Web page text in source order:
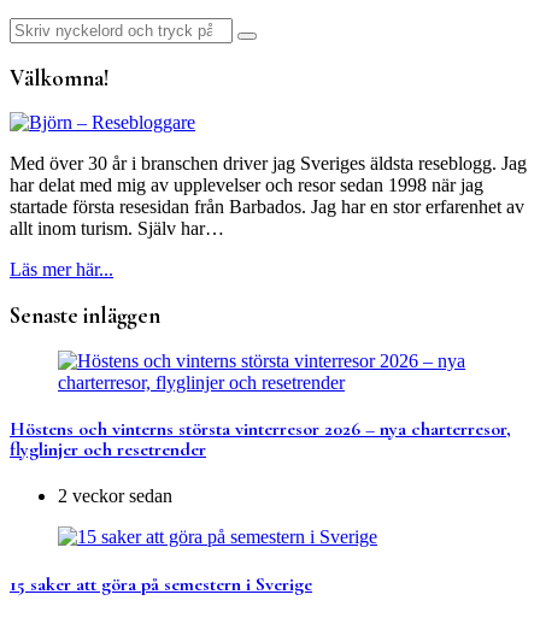
Sök
efter:
Välkomna!
Med över 30 år i branschen driver jag Sveriges äldsta reseblogg. Jag
har delat med mig av upplevelser och resor sedan 1998 när jag
startade första resesidan från Barbados. Jag har en stor erfarenhet av
allt inom turism. Själv har…
Läs mer här...
Senaste inläggen
Höstens och vinterns största vinterresor 2026 – nya charterresor,
flyglinjer och resetrender
2 veckor sedan
15 saker att göra på semestern i Sverige